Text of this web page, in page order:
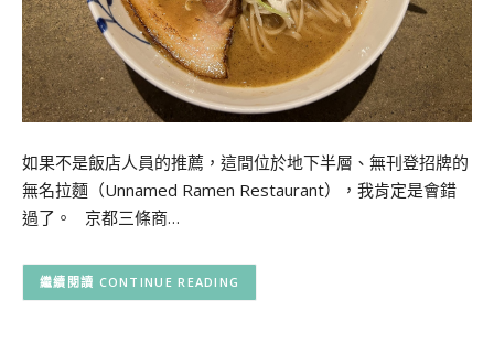
如果不是飯店人員的推薦，這間位於地下半層、無刊登招牌的
無名拉麵（Unnamed Ramen Restaurant），我肯定是會錯
過了。 京都三條商…
CONTINUE READING